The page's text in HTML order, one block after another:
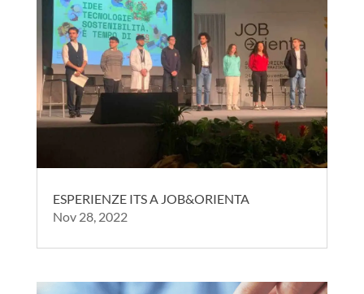
ESPERIENZE ITS A JOB&ORIENTA
Nov 28, 2022